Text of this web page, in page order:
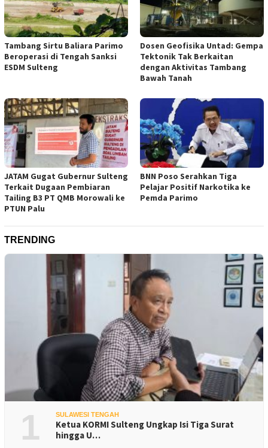
Tambang Sirtu Baliara Parimo
Beroperasi di Tengah Sanksi
ESDM Sulteng
Dosen Geofisika Untad: Gempa
Tektonik Tak Berkaitan
dengan Aktivitas Tambang
Bawah Tanah
JATAM Gugat Gubernur Sulteng
Terkait Dugaan Pembiaran
Tailing B3 PT QMB Morowali ke
PTUN Palu
BNN Poso Serahkan Tiga
Pelajar Positif Narkotika ke
Pemda Parimo
TRENDING
1 SULAWESI TENGAH
Ketua KORMI Sulteng Ungkap Isi Tiga Surat
hingga U…